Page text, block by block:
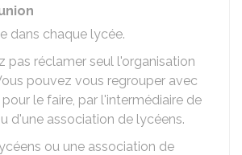
dans chaque lycée.
pas réclamer seul l'organisation
pouvez vous regrouper avec
le faire, par l'intermédiaire de
d'une association de lycéens.
ou une association de